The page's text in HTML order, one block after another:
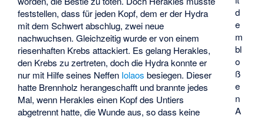
d
e
m
bl
o
ß
e
n
A
feststellen, dass für jeden Kopf, dem er der Hydra
mit dem Schwert abschlug, zwei neue
nachwuchsen. Gleichzeitig wurde er von einem
riesenhaften Krebs attackiert. Es gelang Herakles,
den Krebs zu zertreten, doch die Hydra konnte er
nur mit Hilfe seines Neffen Iolaos besiegen. Dieser
hatte Brennholz herangeschafft und brannte jedes
Mal, wenn Herakles einen Kopf des Untiers
abgetrennt hatte, die Wunde aus, so dass keine